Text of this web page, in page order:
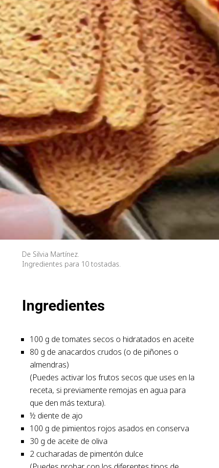
De Silvia Martínez.
Ingredientes para 10 tostadas.
Ingredientes
100 g de tomates secos o hidratados en aceite
80 g de anacardos crudos (o de piñones o
almendras)
(Puedes activar los frutos secos que uses en la
receta, si previamente remojas en agua para
que den más textura).
½ diente de ajo
100 g de pimientos rojos asados en conserva
30 g de aceite de oliva
2 cucharadas de pimentón dulce